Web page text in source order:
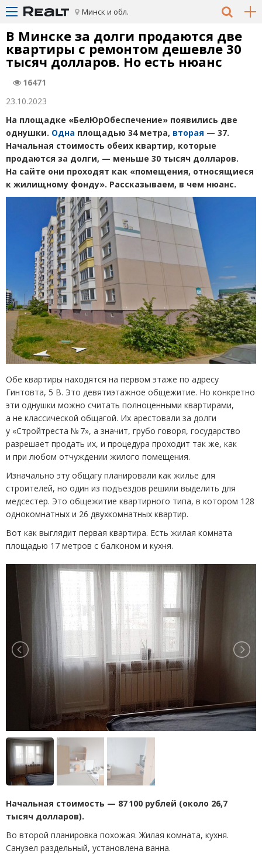
Минск и обл.
В Минске за долги продаются две
квартиры с ремонтом дешевле 30
тысяч долларов. Но есть нюанс
16471
23.10.2023
На площадке «БелЮрОбеспечение» появились две
однушки. Одна площадью 34 метра, вторая — 37.
Начальная стоимость обеих квартир, которые
продаются за долги, — меньше 30 тысяч долларов.
На сайте они проходят как «помещения, относящиеся
к жилищному фонду». Рассказываем, в чем нюанс.
Обе квартиры находятся на первом этаже по адресу
Гинтовта, 5 В. Это девятиэтажное общежитие. Но конкретно
эти однушки можно считать полноценными квартирами,
а не классической общагой. Их арестовали за долги
у «Стройтреста № 7», а значит, грубо говоря, государство
разрешает продать их, и процедура проходит так же, как
и при любом отчуждении жилого помещения.
Изначально эту общагу планировали как жилье для
строителей, но один из подъездов решили выделить для
медсестер. Это общежитие квартирного типа, в котором 128
однокомнатных и 26 двухкомнатных квартир.
Вот как выглядит первая квартира. Есть жилая комната
площадью 17 метров с балконом и кухня.
Начальная стоимость — 87 100 рублей (около 26,7
тысяч долларов).
Во второй планировка похожая. Жилая комната, кухня.
Санузел раздельный, установлена ванна.